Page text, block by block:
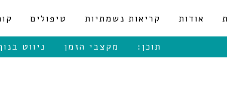
אודות קריאות נשמתיות טיפולים
תוכן: מקצבי הזמן ניווט